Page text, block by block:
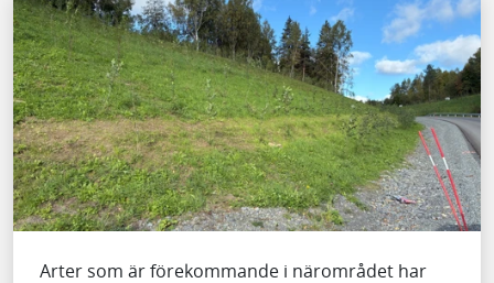
Arter som är förekommande i närområdet har